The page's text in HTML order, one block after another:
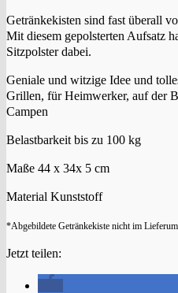
Getränkekisten sind fast überall
Mit diesem gepolsterten Aufsatz
Sitzpolster dabei.
Geniale und witzige Idee und
Grillen, für Heimwerker, auf der
Campen
Belastbarkeit bis zu 100 kg
Maße 44 x 34x 5 cm
Material Kunststoff
*Abgebildete Getränkekiste nicht im
Jetzt teilen: